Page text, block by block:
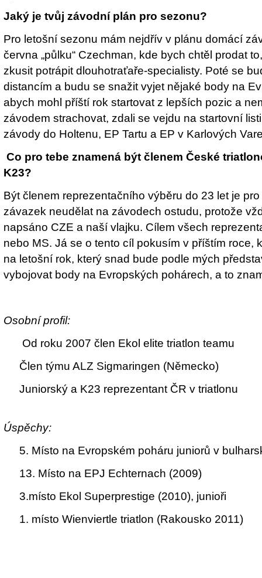
Jaký je tvůj závodní plán pro sezonu?
Pro letošní sezonu mám nejdřív v plánu domácí
června „půlku“ Czechman, kde bych chtěl prodat
zkusit potrápit dlouhotraťaře-specialisty. Poté se
distancím a budu se snažit vyjet nějaké body na
abych mohl příští rok startovat z lepších pozic a
závodem strachovat, zdali se vejdu na startovní
závody do Holtenu, EP Tartu a EP v Karlových
Co pro tebe znamená být členem České
K23?
Být členem reprezentačního výběru do 23 let je
závazek neudělat na závodech ostudu, protože
napsáno CZE a naší vlajku. Cílem všech
nebo MS. Já se o tento cíl pokusím v příštím roce,
na letošní rok, který snad bude podle mých
vybojovat body na Evropských pohárech, a to
Osobní profil:
roku 2007 člen Ekol elite triatlon teamu
týmu ALZ Sigmaringen (Německo)
a K23 reprezentant ČR v triatlonu
Úspěchy:
Místo na Evropském poháru juniorů v
Místo na EPJ Echternach (2009)
Ekol Superprestige (2010), junioři
místo Wienviertle triatlon (Rakousko 2011)